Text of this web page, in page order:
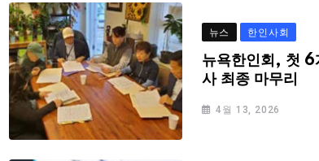
뉴스 한인사회
뉴욕한인회, 첫 6
사 최종 마무리
4월 13, 2026